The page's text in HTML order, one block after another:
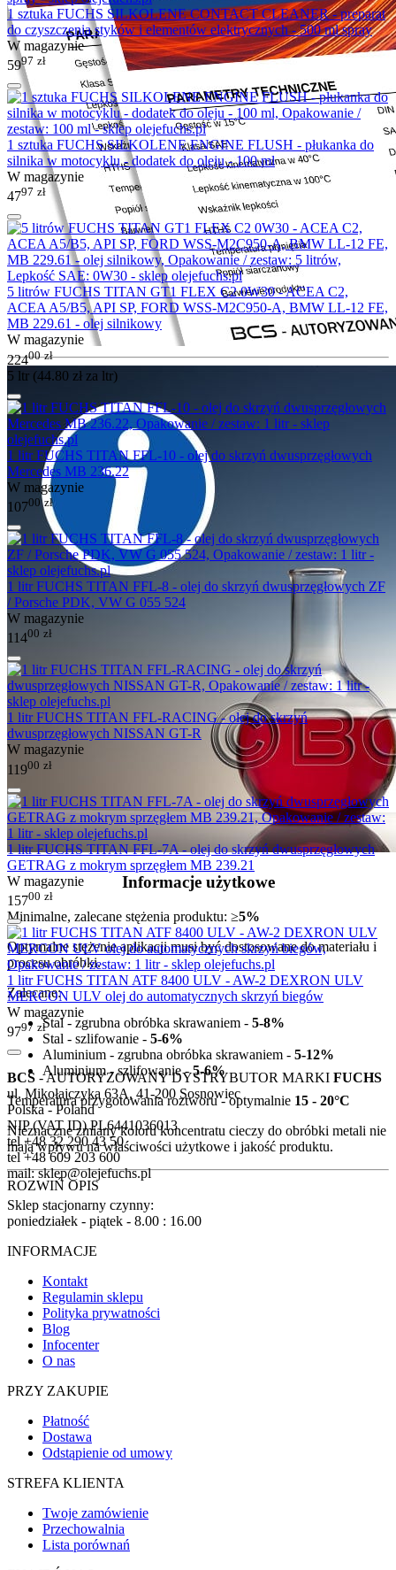
Informacje użytkowe
Minimalne, zalecane stężenia produktu: ≥5%
Optymalne stężenie aplikacji musi być dostosowane do materiału i
procesu obróbki.
Zalecane:
Stal - zgrubna obróbka skrawaniem - 5-8%
Stal - szlifowanie - 5-6%
Aluminium - zgrubna obróbka skrawaniem - 5-12%
Aluminium - szlifowanie -5-6%
Temperatura przygotowania roztworu - optymalnie 15 - 20°C
Nieznaczne zmiany koloru koncentratu cieczy do obróbki metali nie
mają wpływu na właściwości użytkowe i jakość produktu.
ROZWIŃ OPIS
1 sztuka FUCHS SILKOLENE CONTACT CLEANER - preparat
do czyszczenia styków i elementów elektrycznych - 500 ml spray
W magazynie
5997 zł
1 sztuka FUCHS SILKOLENE ENGINE FLUSH - płukanka do
silnika w motocyklu - dodatek do oleju - 100 ml
W magazynie
4797 zł
5 litrów FUCHS TITAN GT1 FLEX C2 0W30 - ACEA C2,
ACEA A5/B5, API SP, FORD WSS-M2C950-A, BMW LL-12 FE,
MB 229.61 - olej silnikowy
W magazynie
22400 zł
5 ltr (44.80 zł za ltr)
1 litr FUCHS TITAN FFL-10 - olej do skrzyń dwusprzęgłowych
Mercedes MB 236.22
W magazynie
10700 zł
1 litr FUCHS TITAN FFL-8 - olej do skrzyń dwusprzęgłowych ZF
/ Porsche PDK, VW G 055 524
W magazynie
11400 zł
1 litr FUCHS TITAN FFL-RACING - olej do skrzyń
dwusprzęgłowych NISSAN GT-R
W magazynie
11900 zł
1 litr FUCHS TITAN FFL-7A - olej do skrzyń dwusprzęgłowych
GETRAG z mokrym sprzęgłem MB 239.21
W magazynie
15700 zł
1 litr FUCHS TITAN ATF 8400 ULV - AW-2 DEXRON ULV
MERCON ULV olej do automatycznych skrzyń biegów
W magazynie
9797 zł
BCS - AUTORYZOWANY DYSTRYBUTOR MARKI FUCHS
ul. Mikołajczyka 63A, 41-200 Sosnowiec
Polska - Poland
NIP (VAT ID) PL6441036013
tel +48 32 290 43 50
tel +48 609 203 600
mail: sklep@olejefuchs.pl
Sklep stacjonarny czynny:
poniedziałek - piątek - 8.00 : 16.00
INFORMACJE
Kontakt
Regulamin sklepu
Polityka prywatności
Blog
Infocenter
O nas
PRZY ZAKUPIE
Płatność
Dostawa
Odstąpienie od umowy
STREFA KLIENTA
Twoje zamówienie
Przechowalnia
Lista porównań